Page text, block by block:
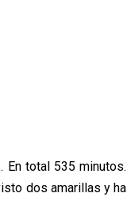
En total 535 minutos.
dos amarillas y ha